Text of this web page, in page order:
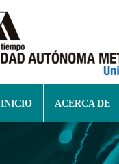
INICIO ACERCA DE